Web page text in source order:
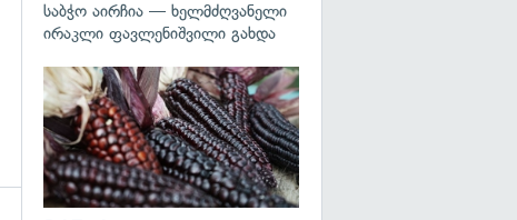
საბჭო აირჩია — ხელმძღვანელი
ირაკლი ფავლენიშვილი გახდა